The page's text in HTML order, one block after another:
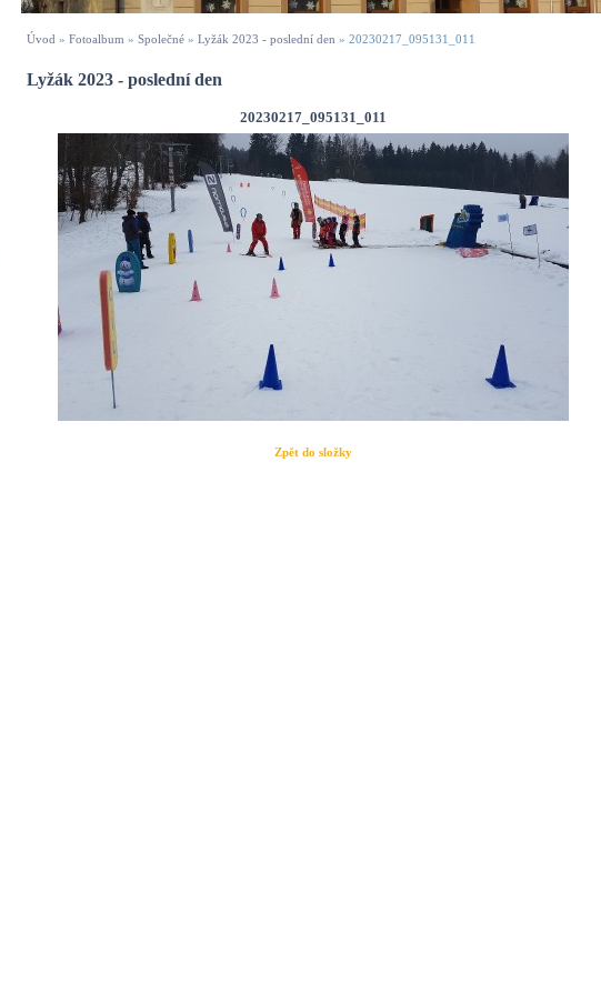
Úvod » Fotoalbum » Společné » Lyžák 2023 - poslední den » 20230217_095131_011
Lyžák 2023 - poslední den
20230217_095131_011
Zpět do složky